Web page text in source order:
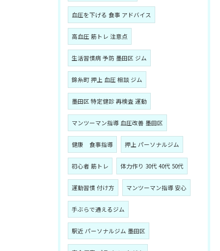
血圧を下げる 食事 アドバイス
高血圧 筋トレ 注意点
生活習慣病 予防 墨田区 ジム
錦糸町 押上 血圧 相談 ジム
墨田区 特定健診 再検査 運動
マンツーマン指導 血圧改善 墨田区
健康 食事指導 押上 パーソナルジム
初心者 筋トレ 体力作り 30代 40代 50代
運動習慣 付け方 マンツーマン指導 安心
手ぶらで通えるジム
駅近 パーソナルジム 墨田区